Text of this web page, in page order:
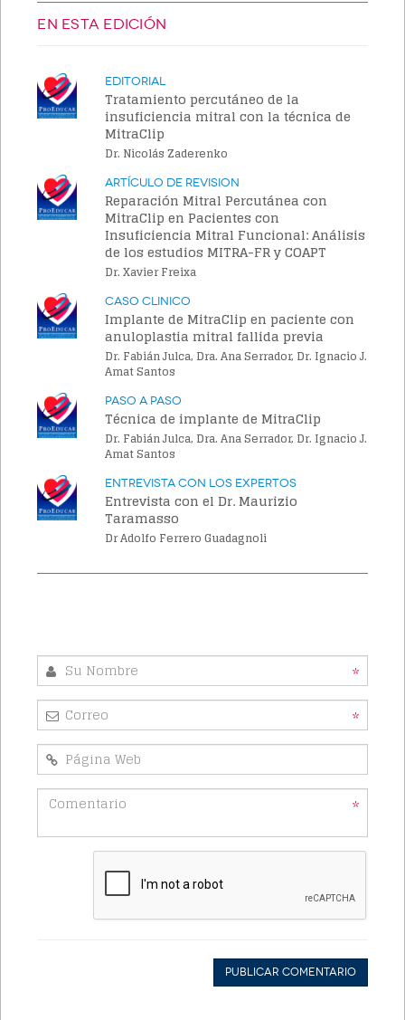
EN ESTA EDICIÓN
Editorial
Tratamiento percutáneo de la
insuficiencia mitral con la técnica de
MitraClip
Dr. Nicolás Zaderenko
Artículo de Revision
Reparación Mitral Percutánea con
MitraClip en Pacientes con
Insuficiencia Mitral Funcional: Análisis
de los estudios MITRA-FR y COAPT
Dr. Xavier Freixa
Caso Clinico
Implante de MitraClip en paciente con
anuloplastia mitral fallida previa
Dr. Fabián Julca, Dra. Ana Serrador, Dr. Ignacio J.
Amat Santos
Paso a Paso
Técnica de implante de MitraClip
Dr. Fabián Julca, Dra. Ana Serrador, Dr. Ignacio J.
Amat Santos
Entrevista con los Expertos
Entrevista con el Dr. Maurizio
Taramasso
Dr Adolfo Ferrero Guadagnoli
*
*
*
Publicar Comentario